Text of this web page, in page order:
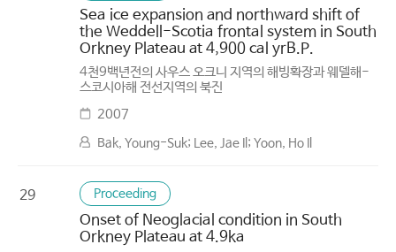
Sea ice expansion and northward shift of
the Weddell-Scotia frontal system in South
Orkney Plateau at 4,900 cal yrB.P.
4천9백년전의 사우스 오크니 지역의 해빙확장과 웨델해-
스코시아해 전선지역의 북진
2007
Bak, Young-Suk; Lee, Jae Il; Yoon, Ho Il
29 Proceeding
Onset of Neoglacial condition in South
Orkney Plateau at 4.9ka